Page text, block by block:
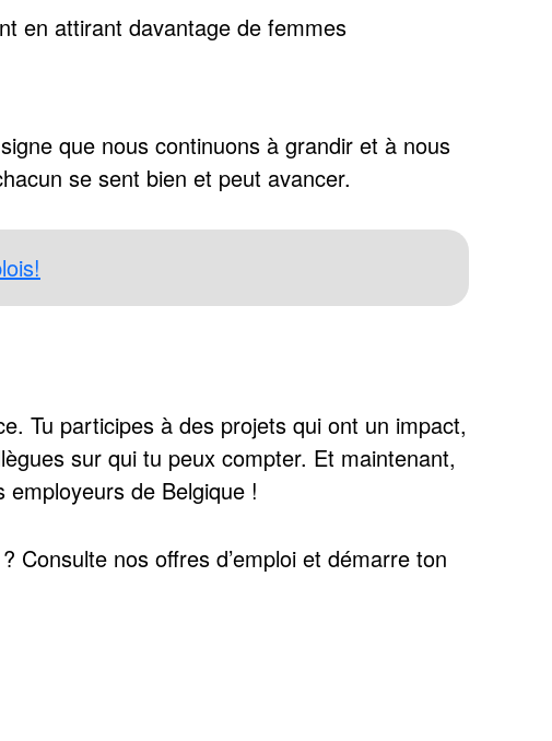
en attirant davantage de femmes
que nous continuons à grandir et à nous
se sent bien et peut avancer.
Tu participes à des projets qui ont un impact,
sur qui tu peux compter. Et maintenant,
de Belgique !
Consulte nos offres d’emploi et démarre ton